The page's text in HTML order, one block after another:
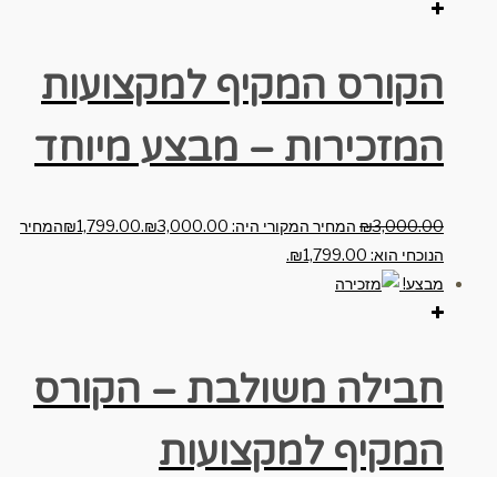
הקורס המקיף למקצועות
המזכירות – מבצע מיוחד
₪3,000.00 המחיר המקורי היה: ₪3,000.00. ₪1,799.00
המחיר
הנוכחי הוא: ₪1,799.00.
מבצע!
חבילה משולבת – הקורס
המקיף למקצועות